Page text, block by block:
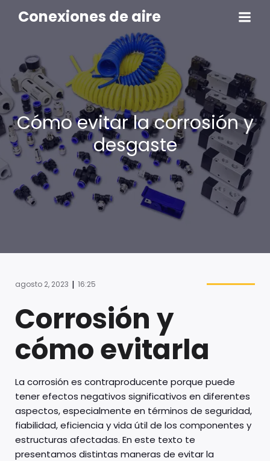
Conexiones de aire
Cómo evitar la corrosión y
desgaste
agosto 2, 2023 | 16:25
Corrosión y
cómo evitarla
La corrosión es contraproducente porque puede
tener efectos negativos significativos en diferentes
aspectos, especialmente en términos de seguridad,
fiabilidad, eficiencia y vida útil de los componentes y
estructuras afectadas. En este texto te
presentamos distintas maneras de evitar la